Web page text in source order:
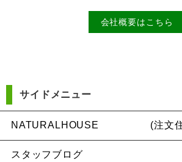
会社概要はこちら
サイドメニュー
NATURALHOUSE (注文住
スタッフブログ